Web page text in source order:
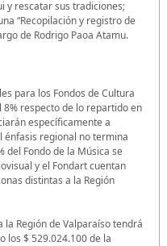
y rescatar sus tradiciones;
“Recopilación y registro de
de Rodrigo Paoa Atamu.
para los Fondos de Cultura
respecto de lo repartido en
específicamente a
énfasis regional no termina
del Fondo de la Música se
y el Fondart cuentan
distintas a la Región
la Región de Valparaíso tendrá
los $ 529.024.100 de la